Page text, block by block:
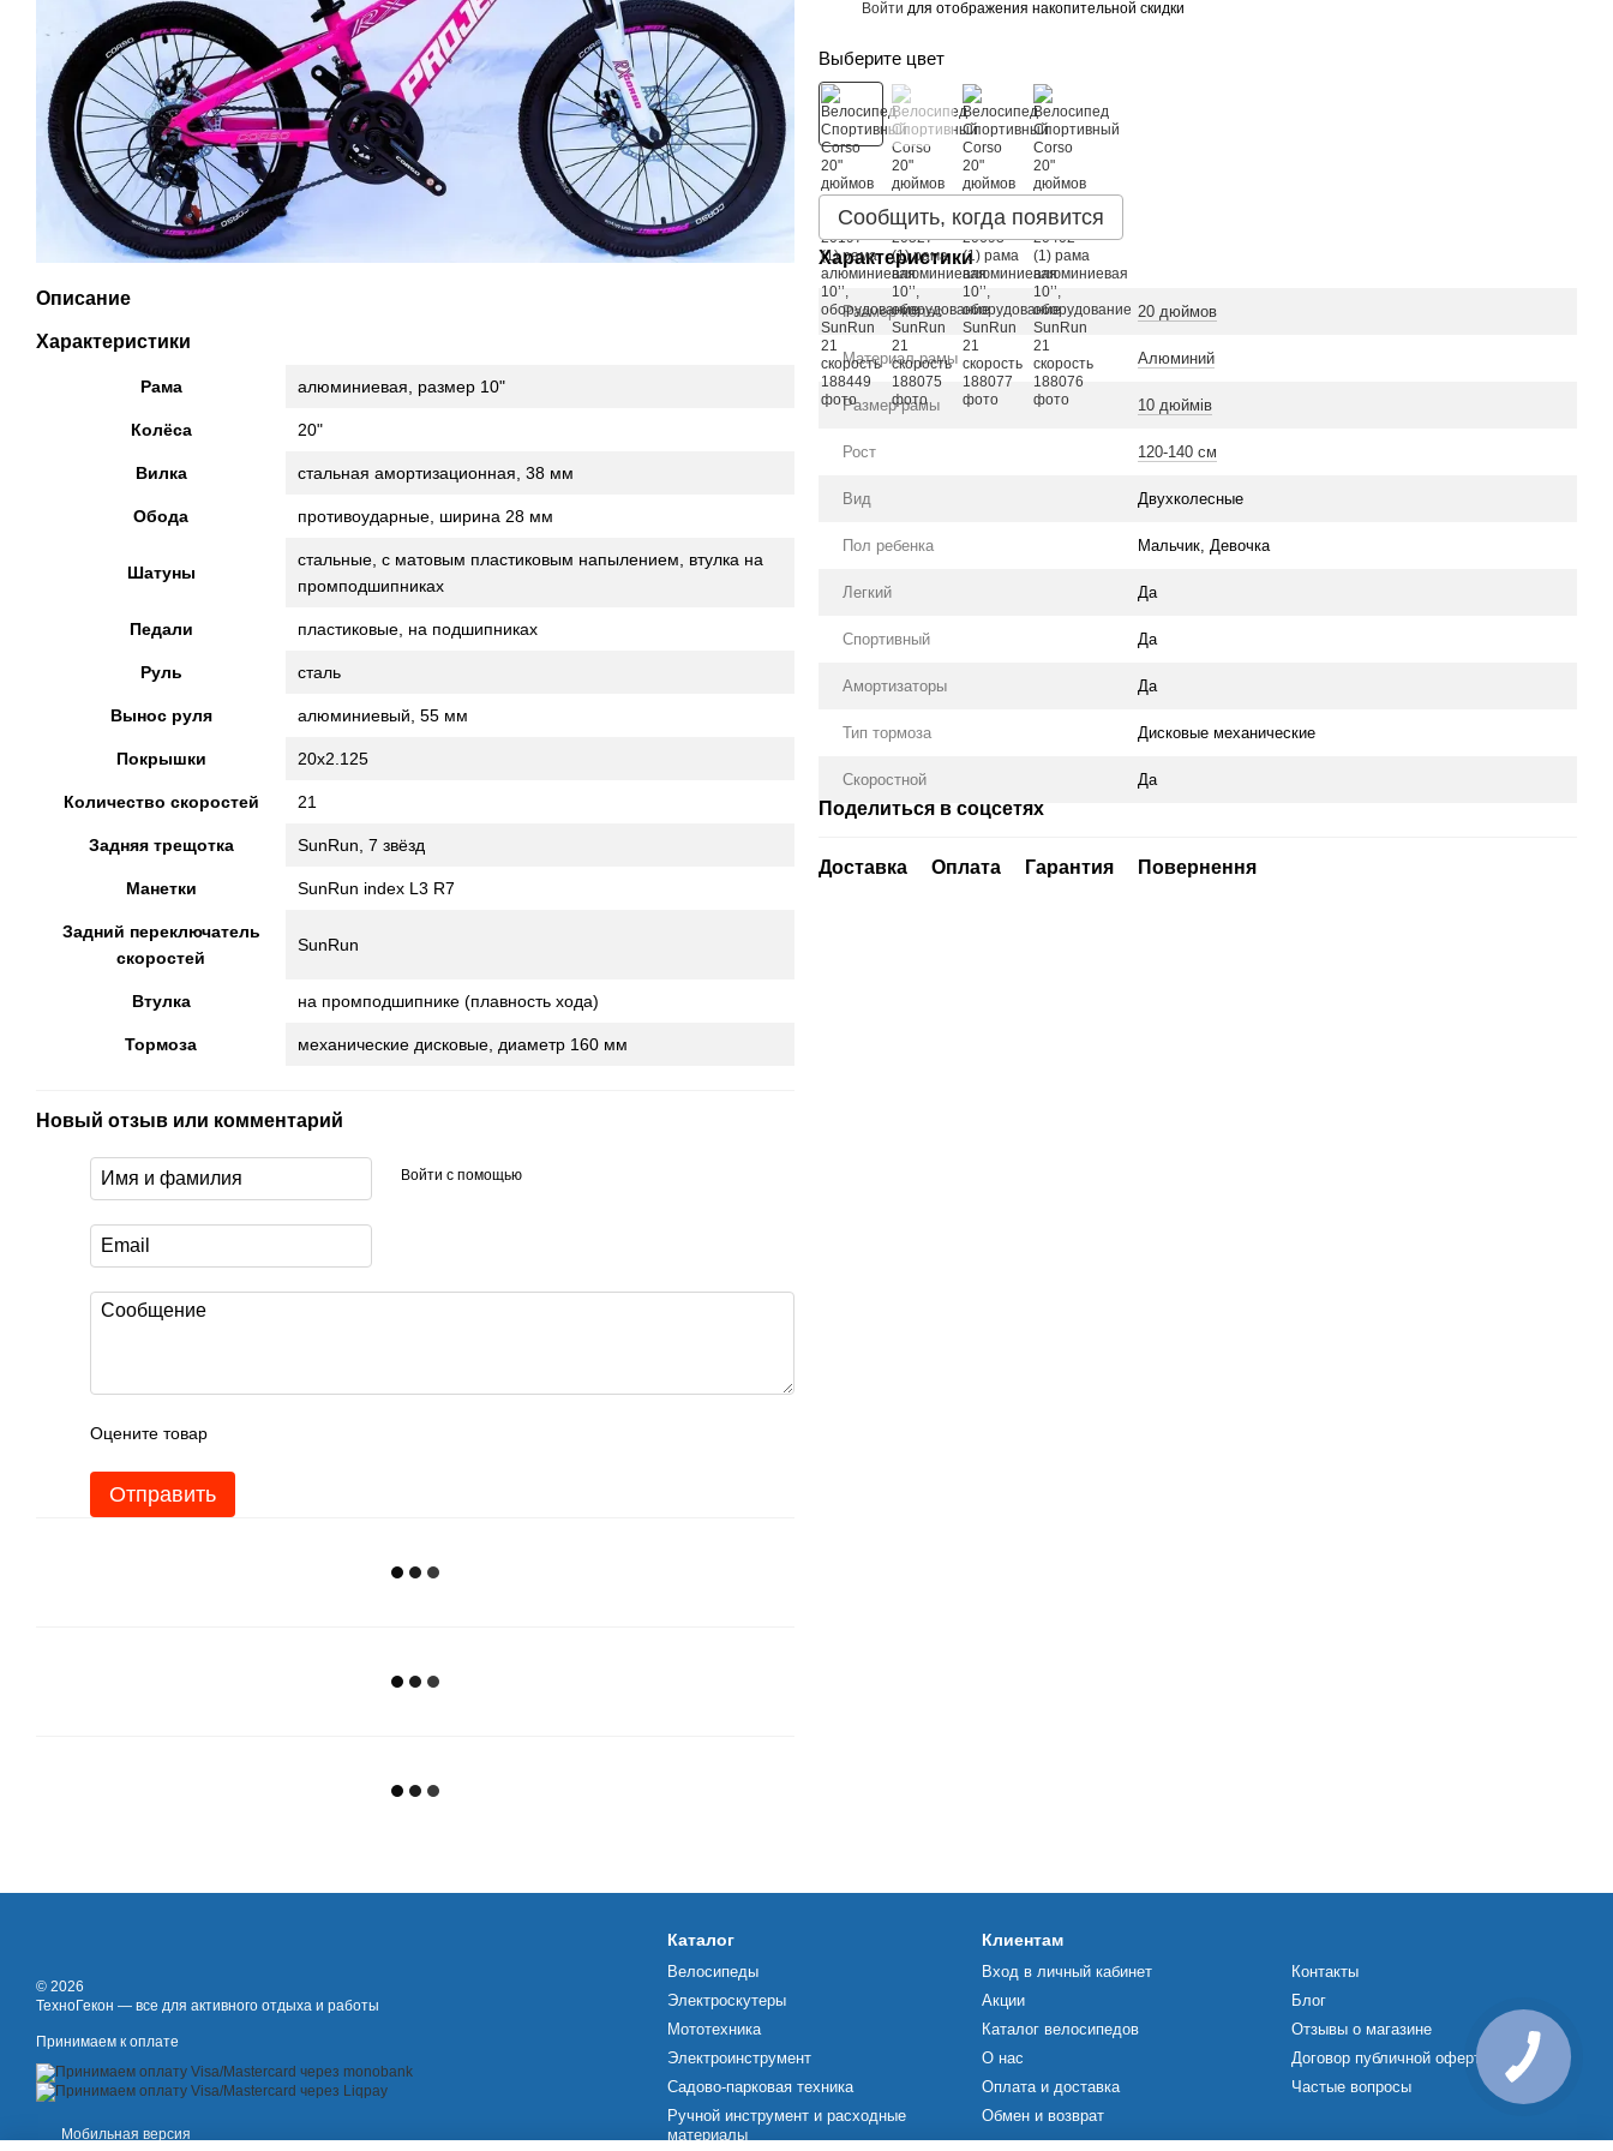
Описание
Характеристики
Рама алюминиевая, размер 10"
Колёса 20"
Вилка стальная амортизационная, 38 мм
Обода противоударные, ширина 28 мм
Шатуны
стальные, с матовым пластиковым напылением, втулка на
промподшипниках
Педали пластиковые, на подшипниках
Руль сталь
Вынос руля алюминиевый, 55 мм
Покрышки 20x2.125
Количество скоростей 21
Задняя трещотка SunRun, 7 звёзд
Манетки SunRun index L3 R7
Задний переключатель
скоростей
SunRun
Втулка на промподшипнике (плавность хода)
Тормоза механические дисковые, диаметр 160 мм
Новый отзыв или комментарий
Войти с помощью
Оцените товар
Отправить
Войти для отображения накопительной скидки
Выберите цвет
Сообщить, когда появится
Характеристики
Размер колес 20 дюймов
Материал рамы Алюминий
Размер рамы 10 дюймів
Рост 120-140 см
Вид Двухколесные
Пол ребенка Мальчик, Девочка
Легкий Да
Спортивный Да
Амортизаторы Да
Тип тормоза Дисковые механические
Скоростной Да
Поделиться в соцсетях
Доставка Оплата Гарантия Повернення
© 2026
ТехноГекон — все для активного отдыха и работы
Принимаем к оплате
Мобильная версия
Каталог
Велосипеды
Электроскутеры
Мототехника
Электроинструмент
Садово-парковая техника
Ручной инструмент и расходные
материалы
Клиентам
Вход в личный кабинет
Акции
Каталог велосипедов
О нас
Оплата и доставка
Обмен и возврат
Контакты
Блог
Отзывы о магазине
Договор публичной оферты
Частые вопросы